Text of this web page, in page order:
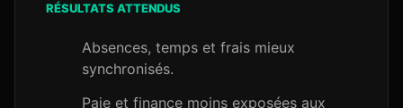
RÉSULTATS ATTENDUS
Absences, temps et frais mieux
synchronisés.
Paie et finance moins exposées aux